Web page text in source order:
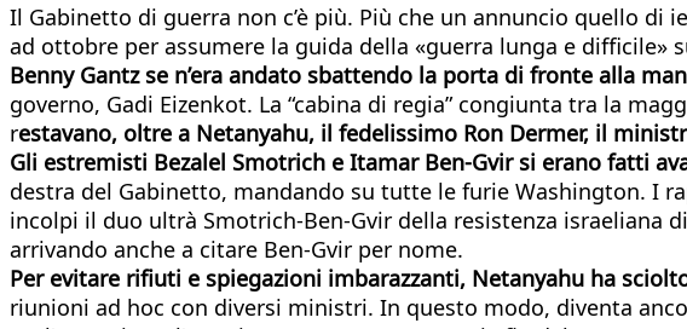
Il Gabinetto di guerra non c’è più. Più che un annuncio quello di
ad ottobre per assumere la guida della «guerra lunga e difficile»
Benny Gantz se n’era andato sbattendo la porta di fronte alla
governo, Gadi Eizenkot. La “cabina di regia” congiunta tra la
restavano, oltre a Netanyahu, il fedelissimo Ron Dermer, il
Gli estremisti Bezalel Smotrich e Itamar Ben-Gvir si erano fatti
destra del Gabinetto, mandando su tutte le furie Washington. I
incolpi il duo ultrà Smotrich-Ben-Gvir della resistenza
arrivando anche a citare Ben-Gvir per nome.
Per evitare rifiuti e spiegazioni imbarazzanti, Netanyahu ha
riunioni ad hoc con diversi ministri. In questo modo, diventa